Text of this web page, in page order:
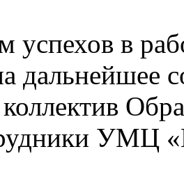
успехов в
дальнейшее
УМЦ